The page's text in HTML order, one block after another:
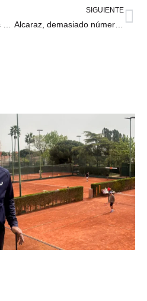
SIGUIENTE
Alcaraz, demasiado número uno para Fonseca: “Nunca sabes qué va a hacer”